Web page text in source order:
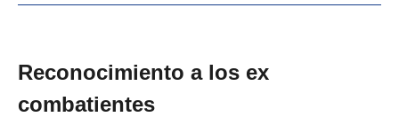
Reconocimiento a los ex
combatientes